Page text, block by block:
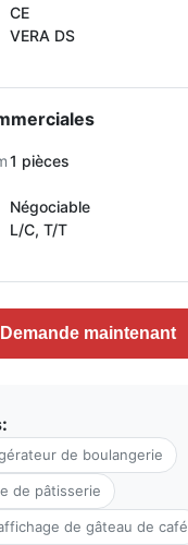
CE
VERA DS
1 pièces
Négociable
L/C, T/T
Demande maintenant
de boulangerie
de pâtisserie
de gâteau de café